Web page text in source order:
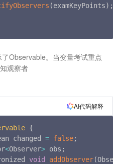
(examKeyPoints) ;
观察者
AI代码解释
{
changed = false;
<Observer> obs ;
void addObserver(